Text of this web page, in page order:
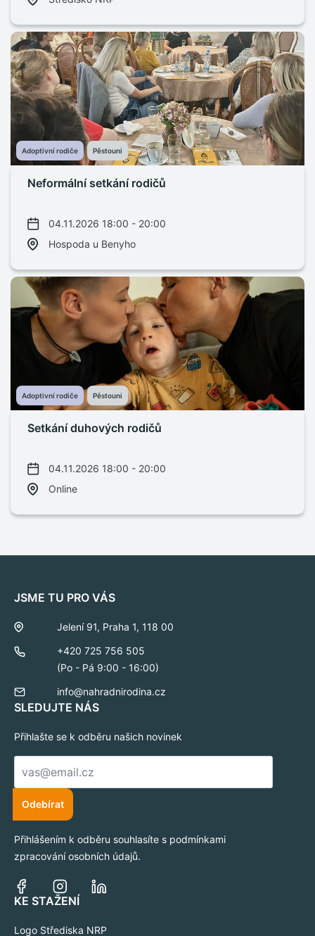
Adoptivní rodiče Pěstouni
Neformální setkání rodičů
04.11.2026 18:00 - 20:00
Hospoda u Benyho
Adoptivní rodiče Pěstouni
Setkání duhových rodičů
04.11.2026 18:00 - 20:00
Online
JSME TU PRO VÁS
Jelení 91, Praha 1, 118 00
+420 725 756 505
(Po - Pá 9:00 - 16:00)
info@nahradnirodina.cz
SLEDUJTE NÁS
Přihlašte se k odběru našich novinek
E-
mail
Odebírat
Přihlášením k odběru souhlasíte s podmínkami
zpracování osobních údajů.
KE STAŽENÍ
Logo Střediska NRP